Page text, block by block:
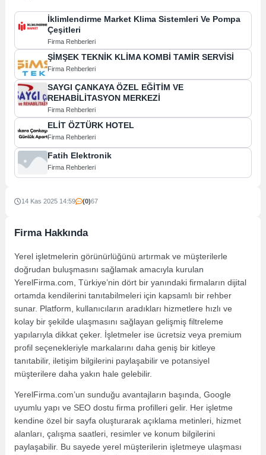
İklimlendirme Market Klima Sistemleri Ve Pompa
Çeşitleri
Firma Rehberleri
ŞİMŞEK TEKNİK KLİMA KOMBİ TAMİR SERVİSİ
Firma Rehberleri
SAYGI ÇANKAYA ÖZEL EĞİTİM VE
REHABİLİTASYON MERKEZİ
Firma Rehberleri
ELİT ÖZTÜRK HOTEL
Firma Rehberleri
Fatih Elektronik
Firma Rehberleri
14 Kas 2025 14:59 (0)67
Firma Hakkında
Yerel işletmelerin görünürlüğünü artırmak ve müşterilerle
doğrudan buluşmasını sağlamak amacıyla kurulan
YerelFirma.com, Türkiye’nin dört bir yanındaki firmaların dijital
ortamda kendilerini tanıtabilmeleri için kapsamlı bir rehber
sunar. Platform, kullanıcıların aradıkları hizmetlere hızlı ve
kolay bir şekilde ulaşmasını sağlayan gelişmiş filtreleme
yapılarıyla dikkat çeker. İşletmeler ise ücretsiz veya premium
profil seçenekleriyle markalarını daha geniş bir kitleye
tanıtabilir, iletişim bilgilerini paylaşabilir ve potansiyel
müşterilere daha yakın hale gelebilir.
YerelFirma.com’un sunduğu avantajların başında, Google
uyumlu yapı ve SEO dostu firma profilleri gelir. Her işletme
kendine özel bir sayfa oluşturarak açıklama metinleri, hizmet
alanları, çalışma saatleri, resimler ve konum bilgilerini
paylaşabilir. Bu sayede yerel müşterilerin işletmeye ulaşması